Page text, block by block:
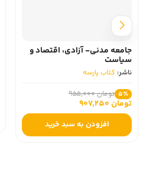
جامعه مدنی- آزادی، اقتصاد و
سیاست
ناشر: کتاب پارسه
5٪ تومان 955,000
تومان 907,250
افزودن به سبد خرید